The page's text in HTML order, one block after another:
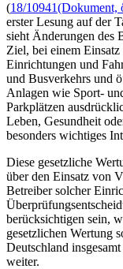
(18/10941(Dokument,
erster Lesung auf der
sieht Änderungen des
Ziel, bei einem
Einrichtungen und
und Busverkehrs und
Anlagen wie Sport-
Parkplätzen
Leben, Gesundheit
besonders wichtiges
Diese gesetzliche
über den Einsatz von
Betreiber solcher
berücksichtigen sein,
gesetzlichen Wertung
Deutschland
weiter.